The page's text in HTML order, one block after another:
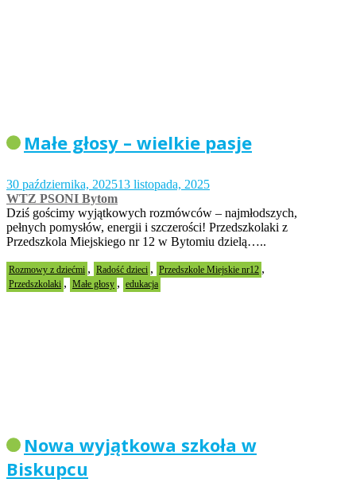
Małe głosy – wielkie pasje
30 października, 202513 listopada, 2025
WTZ PSONI Bytom
Dziś gościmy wyjątkowych rozmówców – najmłodszych,
pełnych pomysłów, energii i szczerości! Przedszkolaki z
Przedszkola Miejskiego nr 12 w Bytomiu dzielą…..
Rozmowy z dziećmi , Radość dzieci , Przedszkole Miejskie nr12 ,
Przedszkolaki , Małe głosy , edukacja
Nowa wyjątkowa szkoła w
Biskupcu